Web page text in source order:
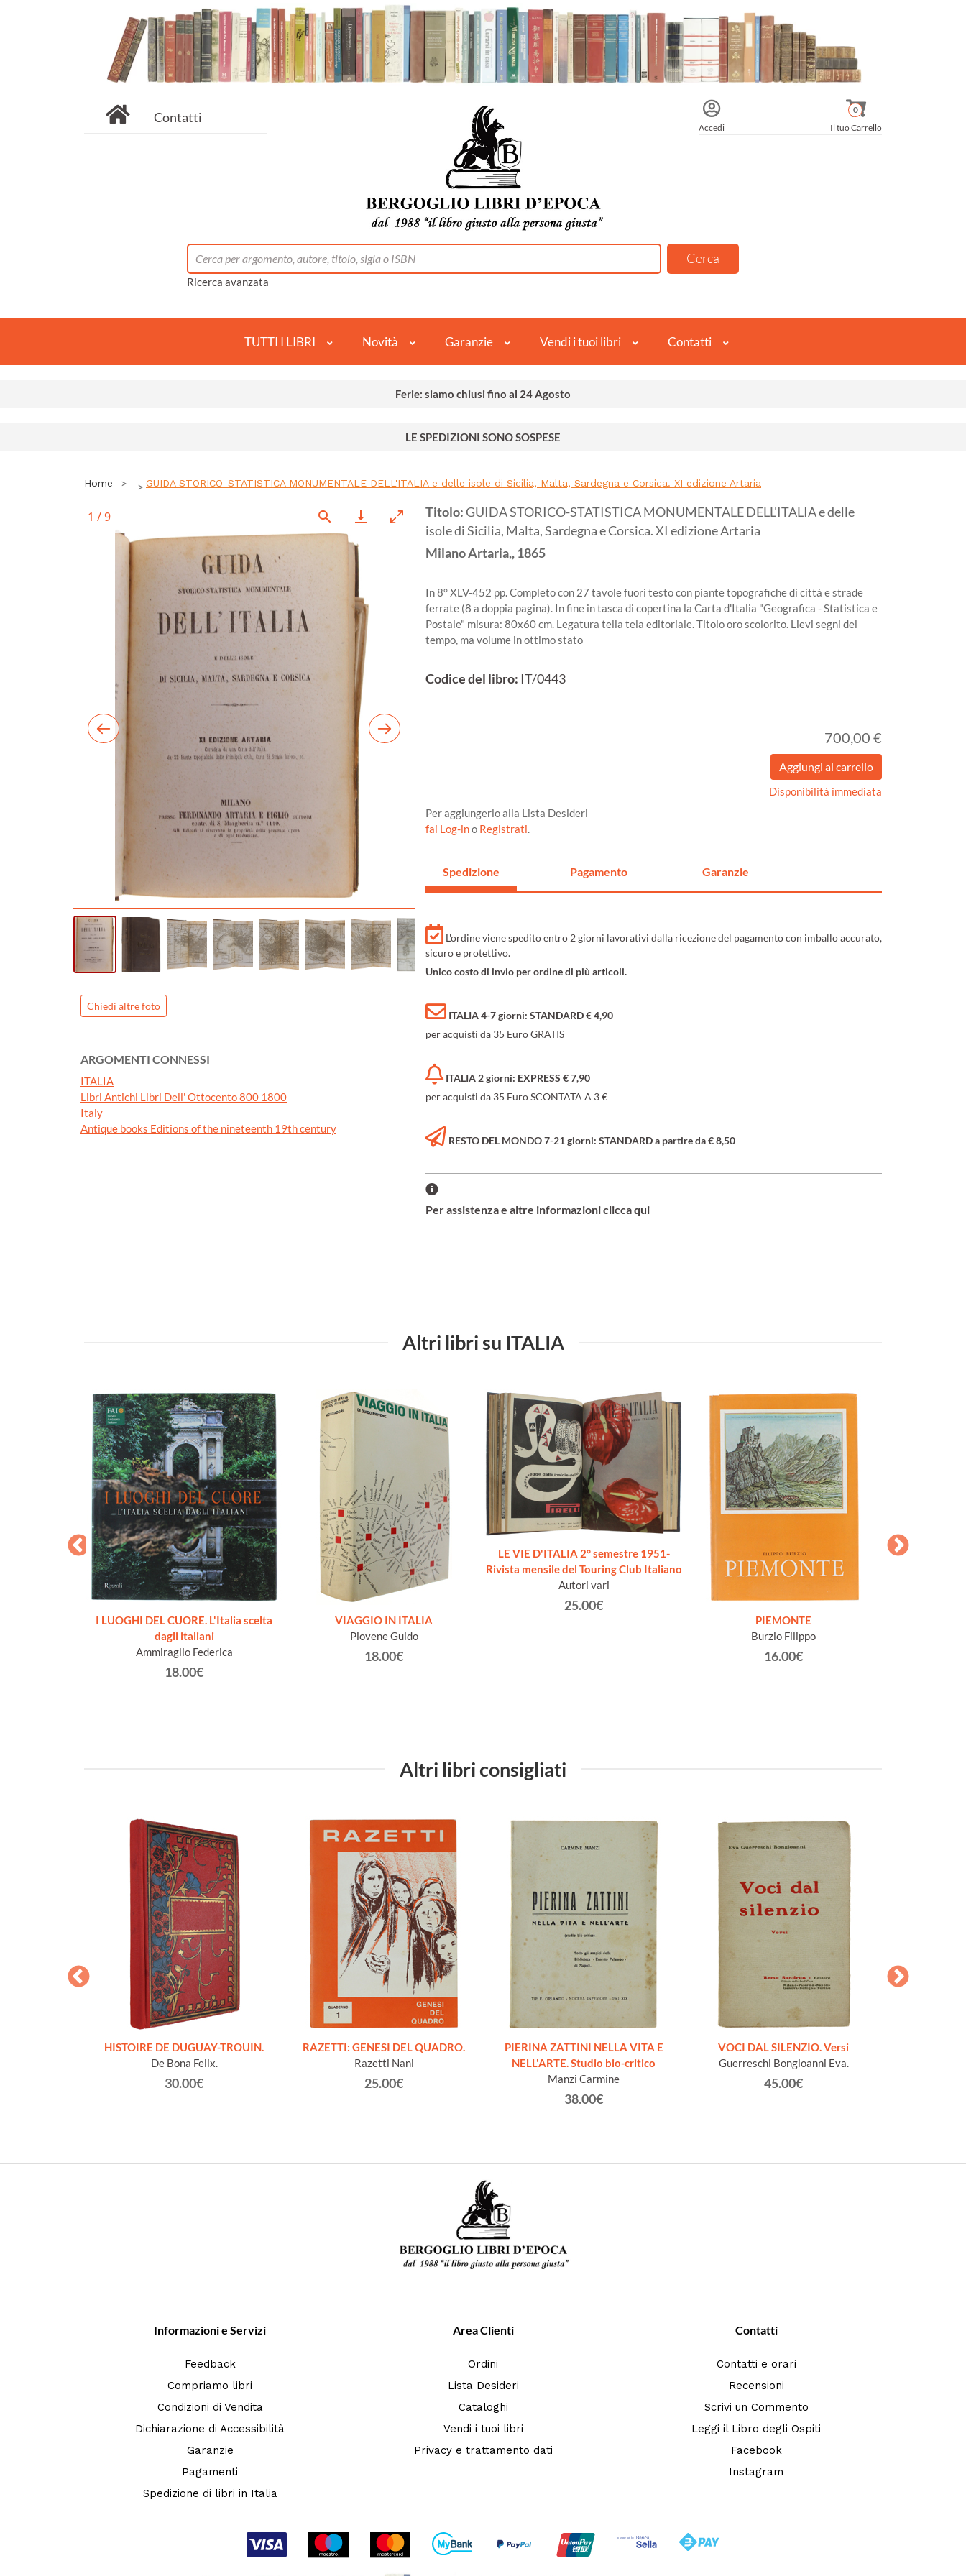
Contatti
Accedi Il tuo Carrello
0
Ricerca avanzata
TUTTI I LIBRI Novità Garanzie Vendi i tuoi libri Contatti
Ferie: siamo chiusi fino al 24 Agosto
LE SPEDIZIONI SONO SOSPESE
Home GUIDA STORICO-STATISTICA MONUMENTALE DELL'ITALIA e delle isole di Sicilia, Malta, Sardegna e Corsica. XI edizione Artaria
1 /9
Chiedi altre foto
ARGOMENTI CONNESSI
ITALIA
Libri Antichi Libri Dell' Ottocento 800 1800
Italy
Antique books Editions of the nineteenth 19th century
Titolo:GUIDA STORICO-STATISTICA MONUMENTALE DELL'ITALIA e delle
isole di Sicilia, Malta, Sardegna e Corsica. XI edizione Artaria
MilanoArtaria,,1865
In 8° XLV-452 pp. Completo con 27 tavole fuori testo con piante topografiche di città e strade
ferrate (8 a doppia pagina). In fine in tasca di copertina la Carta d'Italia "Geografica - Statistica e
Postale" misura: 80x60 cm. Legatura tella tela editoriale. Titolo oro scolorito. Lievi segni del
tempo, ma volume in ottimo stato
Codice del libro: IT/0443
700,00 €
Disponibilità immediata
Per aggiungerlo alla Lista Desideri
fai Log-ino Registrati.
Spedizione Pagamento Garanzie
L'ordine viene spedito entro 2 giorni lavorativi dalla ricezione del pagamento con imballo accurato,
sicuro e protettivo.
Unico costo di invio per ordine di più articoli.
ITALIA 4-7 giorni: STANDARD € 4,90
per acquisti da 35 Euro GRATIS
ITALIA 2 giorni: EXPRESS € 7,90
per acquisti da 35 Euro SCONTATA A 3 €
RESTO DEL MONDO 7-21 giorni: STANDARD a partire da € 8,50
Per assistenza e altre informazioni clicca qui
Altri libri su ITALIA
I LUOGHI DEL CUORE. L'Italia scelta
dagli italiani
Ammiraglio Federica
18.00€
VIAGGIO IN ITALIA
Piovene Guido
18.00€
LE VIE D'ITALIA 2° semestre 1951-
Rivista mensile del Touring Club Italiano
Autori vari
25.00€
PIEMONTE
Burzio Filippo
16.00€
Altri libri consigliati
HISTOIRE DE DUGUAY-TROUIN.
De Bona Felix.
30.00€
RAZETTI: GENESI DEL QUADRO.
Razetti Nani
25.00€
PIERINA ZATTINI NELLA VITA E
NELL'ARTE. Studio bio-critico
Manzi Carmine
38.00€
VOCI DAL SILENZIO. Versi
Guerreschi Bongioanni Eva.
45.00€
Informazioni e Servizi
Feedback
Compriamo libri
Condizioni di Vendita
Dichiarazione di Accessibilità
Garanzie
Pagamenti
Spedizione di libri in Italia
Area Clienti
Ordini
Lista Desideri
Cataloghi
Vendi i tuoi libri
Privacy e trattamento dati
Contatti
Contatti e orari
Recensioni
Scrivi un Commento
Leggi il Libro degli Ospiti
Facebook
Instagram